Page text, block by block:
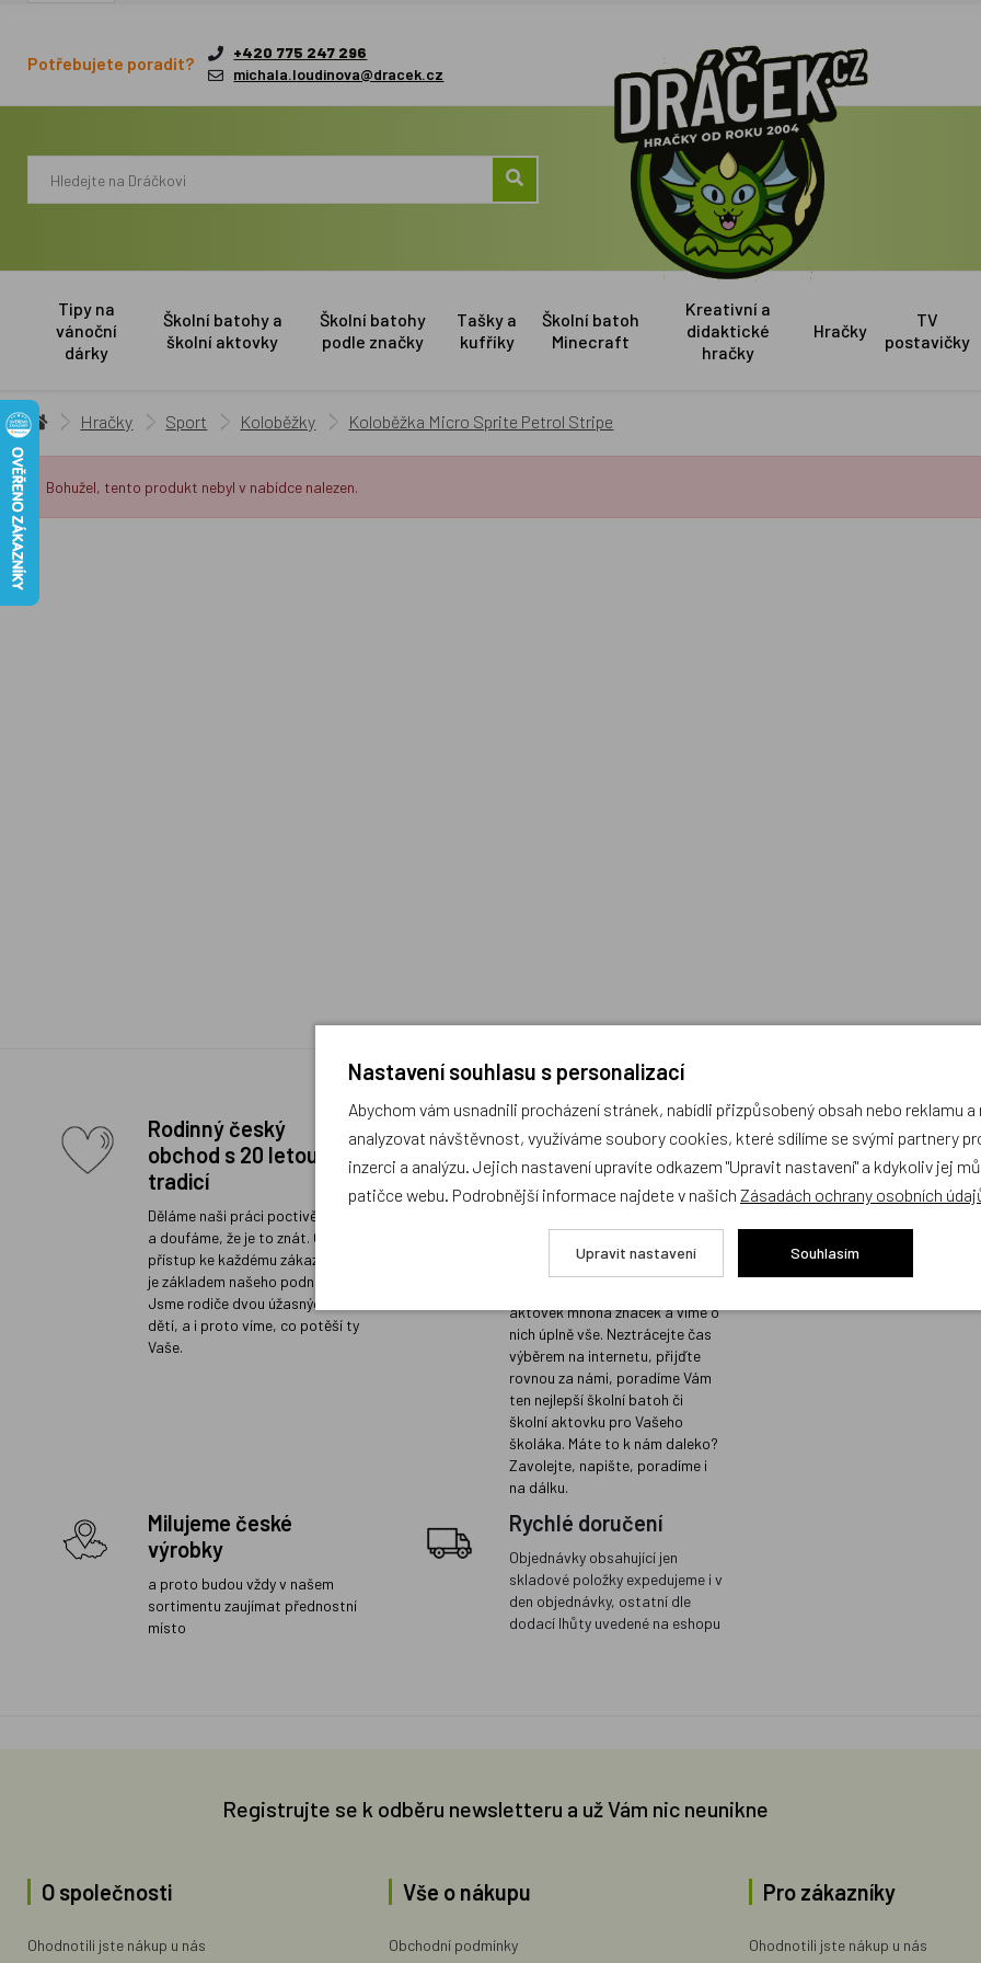
Potřebujete poradit?
+420 775 247 296
michala.loudinova@dracek.cz
Tipy na
vánoční
dárky
Školní batohy a
školní aktovky
Školní batohy
podle značky
Tašky a
kufříky
Školní batoh
Minecraft
Kreativní a
didaktické
hračky
Hračky
TV
postavičky
Hračky Sport Koloběžky Koloběžka Micro Sprite Petrol Stripe
Bohužel, tento produkt nebyl v nabídce nalezen.
Rodinný český
obchod s 20 letou
tradicí
Děláme naši práci poctivě a rádi
a doufáme, že je to znát. Osobní
přístup ke každému zákazníkovi
je základem našeho podnikání.
Jsme rodiče dvou úžasných
dětí, a i proto víme, co potěší ty
Vaše.
Prodejna s největším
výběrem školních
batohů v Praze a
odborným
poradenstvím
Na naší prodejně v Libni máme
aktovek mnoha značek a víme o
nich úplně vše. Neztrácejte čas
výběrem na internetu, přijďte
rovnou za námi, poradíme Vám
ten nejlepší školní batoh či
školní aktovku pro Vašeho
školáka. Máte to k nám daleko?
Zavolejte, napište, poradíme i
na dálku.
Kvalita
místě
Prodáváme jen
koupili i našim
Sortiment, který
kvalitu, do
Milujeme české
výrobky
a proto budou vždy v našem
sortimentu zaujímat přednostní
místo
Rychlé doručení
Objednávky obsahující jen
skladové položky expedujeme i v
den objednávky, ostatní dle
dodací lhůty uvedené na eshopu
Registrujte se k odběru newsletteru a už Vám nic neunikne
O společnosti
Ohodnotili jste nákup u nás
Vše o nákupu
Obchodní podmínky
Pro zákazníky
Ohodnotili jste nákup u nás
Nastavení souhlasu s personalizací
Abychom vám usnadnili procházení stránek, nabídli přizpůsobený obsah nebo reklamu
analyzovat návštěvnost, využíváme soubory cookies, které sdílíme se svými partnery
inzerci a analýzu. Jejich nastavení upravíte odkazem "Upravit nastavení" a kdykoliv jej
patičce webu. Podrobnější informace najdete v našich Zásadách ochrany osobních
Upravit nastavení Souhlasím